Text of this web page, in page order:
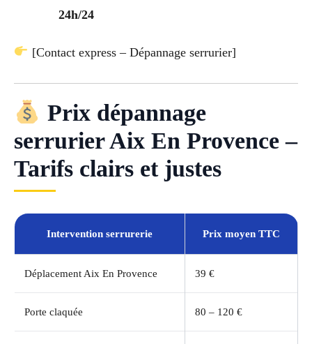
24h/24
[Contact express – Dépannage serrurier]
Prix dépannage
serrurier Aix En Provence –
Tarifs clairs et justes
Intervention serrurerie Prix moyen TTC
Déplacement Aix En Provence 39 €
Porte claquée 80 – 120 €